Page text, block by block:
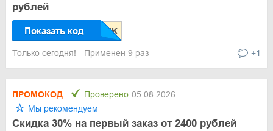
рублей
Показать код
Только сегодня! Применен 9 раз +1
ПРОМОКОД Проверено 05.08.2026
Мы рекомендуем
Скидка 30% на первый заказ от 2400 рублей